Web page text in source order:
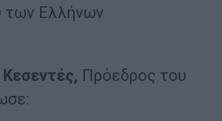
των Ελλήνων
Πρόεδρος του